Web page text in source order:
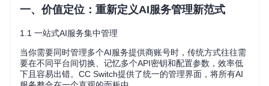
一、价值定位：重新定义AI服务管理新范式
1.1 一站式AI服务集中管理
当你需要同时管理多个AI服务提供商账号时，传统方式往往需
要在不同平台间切换、记忆多个API密钥和配置参数，效率低
下且容易出错。CC Switch提供了统一的管理界面，将所有AI